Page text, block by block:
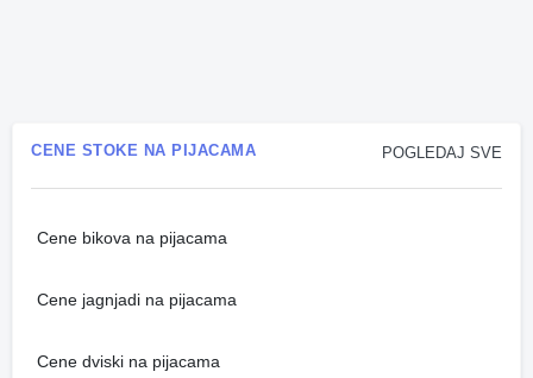
POGLEDAJ SVE
CENE STOKE NA PIJACAMA
Cene bikova na pijacama
Cene jagnjadi na pijacama
Cene dviski na pijacama